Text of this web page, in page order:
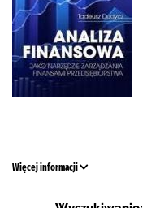
Więcej informacji